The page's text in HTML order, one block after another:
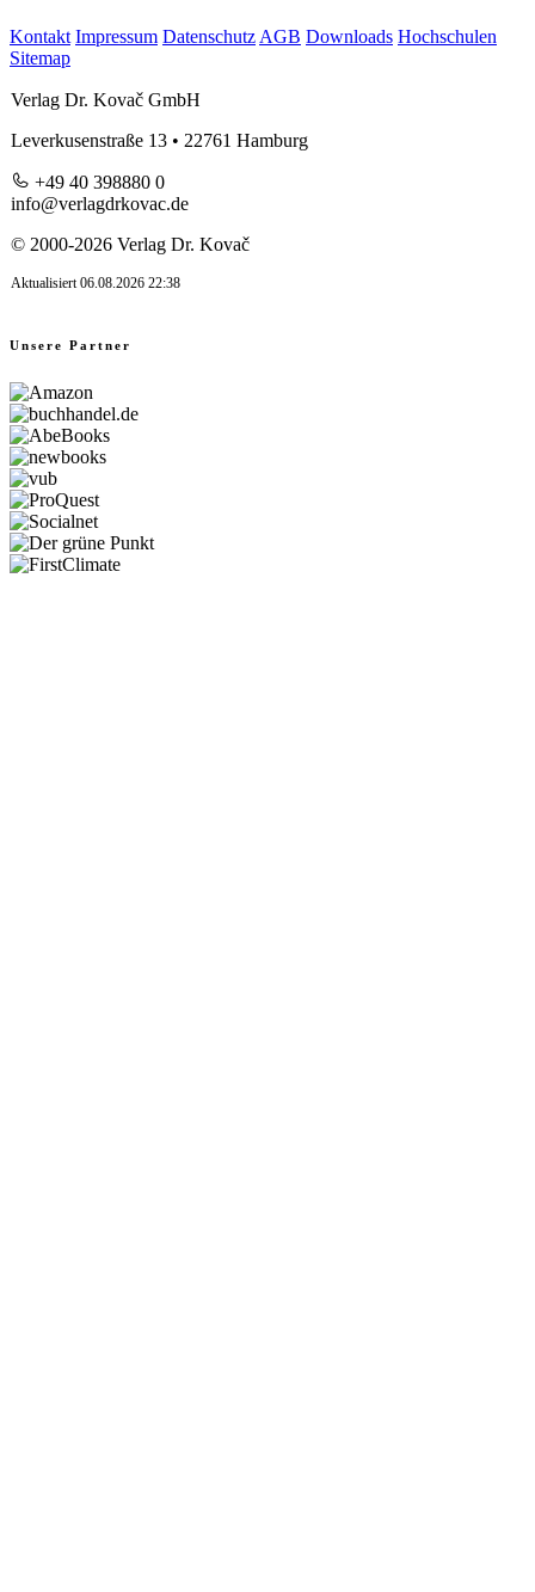
Kontakt Impressum Datenschutz AGB Downloads Hochschulen
Sitemap
Verlag Dr. Kovač GmbH
Leverkusenstraße 13 • 22761 Hamburg
+49 40 398880 0
info@verlagdrkovac.de
© 2000-2026 Verlag Dr. Kovač
Aktualisiert 06.08.2026 22:38
Unsere Partner